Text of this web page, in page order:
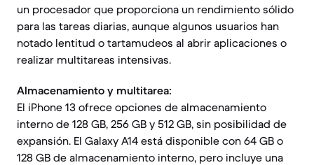
un procesador que proporciona un rendimiento sólido
para las tareas diarias, aunque algunos usuarios han
notado lentitud o tartamudeos al abrir aplicaciones o
realizar multitareas intensivas.
Almacenamiento y multitarea:
El iPhone 13 ofrece opciones de almacenamiento
interno de 128 GB, 256 GB y 512 GB, sin posibilidad de
expansión. El Galaxy A14 está disponible con 64 GB o
128 GB de almacenamiento interno, pero incluye una